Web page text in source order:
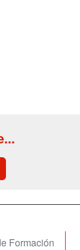
Formación